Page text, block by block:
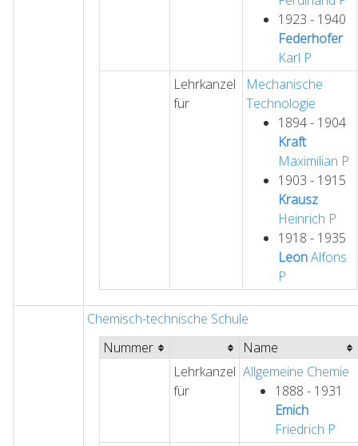
1923 - 1940
Federhofer
Karl P
Lehrkanzel
für
Mechanische
Technologie
1894 - 1904
Kraft
Maximilian P
1903 - 1915
Krausz
Heinrich P
1918 - 1935
LeonAlfons
P
Chemisch-technische Schule
Nummer
Name
Lehrkanzel
für
Allgemeine Chemie
1888 - 1931
Emich
Friedrich P